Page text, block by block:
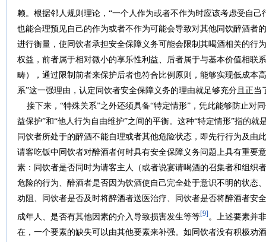
赖。根据邻人规则理论，“一个人作为或者不作为时应该考虑受自己
也能合理预见自己的作为或者不作为可能会导致对其他同饮醉酒者
进行衡量，使同饮者承担安全保障义务可能会限制其喝酒相关的行
权益，前者属于相对微小的享乐性利益、后者属于与基本价值相联
畴），通过限制前者来保护后者也符合比例原则，能够实现低成本
系”这一强理由，认定同饮者安全保障义务的理由就足够
接下来，“特殊关系”之外还须具备“特定情形”，凭此能够防止对
益保护”和“他人行为自由维护”之间的平衡。这种“特定情形”指的
同饮者所处于的醉酒不能自理或者其他危险状态，即先行行为及由
请客吃饭中同饮者对醉酒者何时具有安全保障义务问题上具有重要
素：同饮者是否同时为请客主人（或者说宴请喝酒的召集者和组织
危险的行为、醉酒者是否因为饮酒使自己完全处于意识不明的状态
劝阻、同饮者是否及时将醉酒者送医治疗、同饮者是否将醉酒者安
成年人、是否有其他因素的介入导致损害发生等等 [9] 。上述要素并
在，一个要素的缺失可以由其他要素来补强。如同饮者没有积极劝